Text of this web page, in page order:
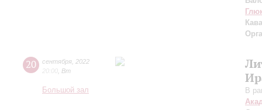
20 сентября 2022
20:00 Вт
Большой зал
В